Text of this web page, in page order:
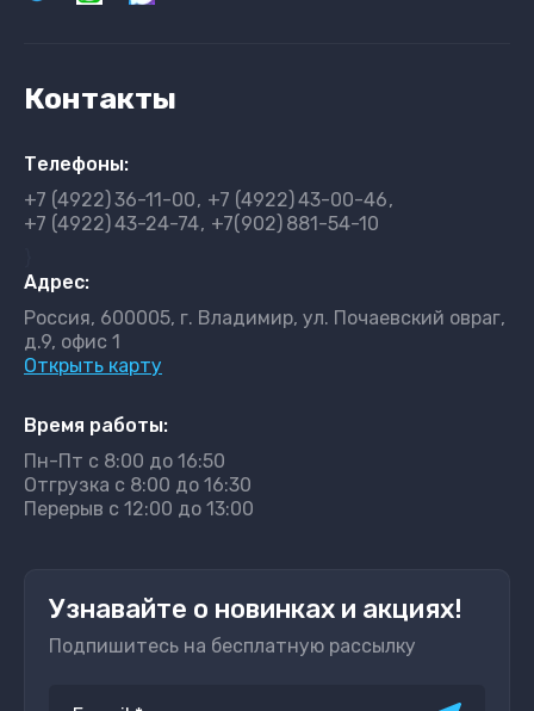
Контакты
Телефоны:
+7 (4922)36-11-00 +7 (4922)43-00-46
+7 (4922)43-24-74 +7(902) 881-54-10
Адрес:
Россия, 600005, г. Владимир, ул. Почаевский овраг,
д.9, офис 1
Открыть карту
Время работы:
Пн-Пт с 8:00 до 16:50
Отгрузка с 8:00 до 16:30
Перерыв с 12:00 до 13:00
Узнавайте о новинках и акциях!
Подпишитесь на бесплатную рассылку